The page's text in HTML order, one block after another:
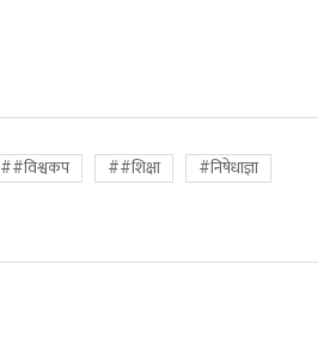
##विश्वकप ##शिक्षा #निषेधाज्ञा